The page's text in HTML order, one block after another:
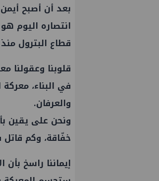
بعد أن أصبح
انتصاره اليوم
قطاع البترول
قلوبنا وعقولنا
في البناء،
والعرفان.
ونحن على يقين
خفّاقة، وكم
إيماننا راسخ